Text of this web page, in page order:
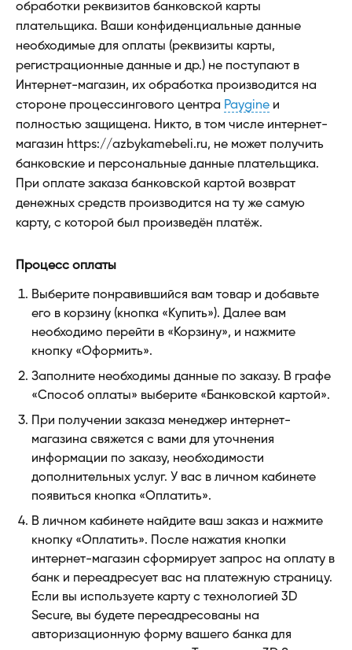
обработки реквизитов банковской карты
плательщика. Ваши конфиденциальные данные
необходимые для оплаты (реквизиты карты,
регистрационные данные и др.) не поступают в
Интернет-магазин, их обработка производится на
стороне процессингового центра Paygine и
полностью защищена. Никто, в том числе интернет-
магазин https://azbykamebeli.ru, не может получить
банковские и персональные данные плательщика.
При оплате заказа банковской картой возврат
денежных средств производится на ту же самую
карту, с которой был произведён платёж.
Процесс оплаты
Выберите понравившийся вам товар и добавьте
его в корзину (кнопка «Купить»). Далее вам
необходимо перейти в «Корзину», и нажмите
кнопку «Оформить».
Заполните необходимы данные по заказу. В графе
«Способ оплаты» выберите «Банковской картой».
При получении заказа менеджер интернет-
магазина свяжется с вами для уточнения
информации по заказу, необходимости
дополнительных услуг. У вас в личном кабинете
появиться кнопка «Оплатить».
В личном кабинете найдите ваш заказ и нажмите
кнопку «Оплатить». После нажатия кнопки
интернет-магазин сформирует запрос на оплату в
банк и переадресует вас на платежную страницу.
Если вы используете карту с технологией 3D
Secure, вы будете переадресованы на
авторизационную форму вашего банка для